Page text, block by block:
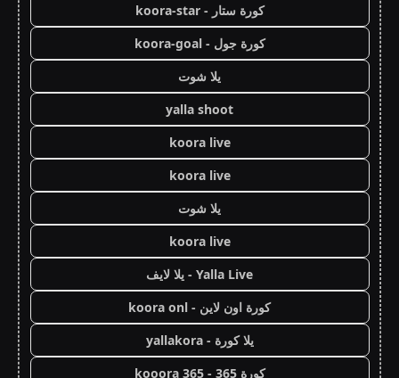
كورة ستار - koora-star
كورة جول - koora-goal
يلا شوت
yalla shoot
koora live
koora live
يلا شوت
koora live
Yalla Live - يلا لايف
كورة اون لاين - koora onl
يلا كورة - yallakora
كورة 365 - kooora 365